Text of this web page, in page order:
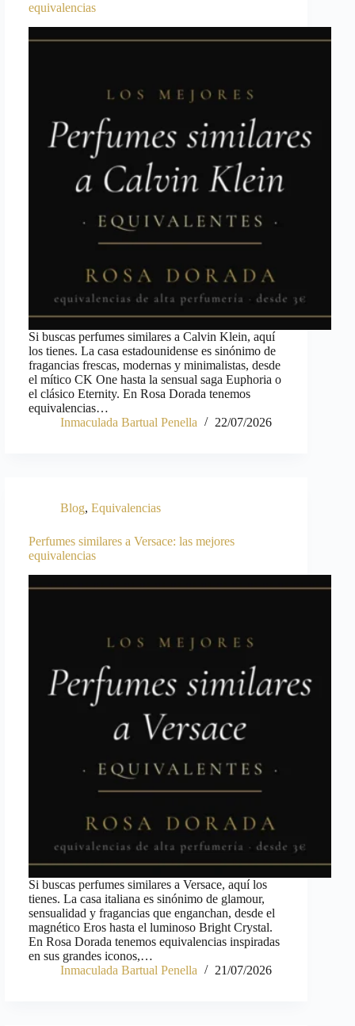
equivalencias
Si buscas perfumes similares a Calvin Klein, aquí
los tienes. La casa estadounidense es sinónimo de
fragancias frescas, modernas y minimalistas, desde
el mítico CK One hasta la sensual saga Euphoria o
el clásico Eternity. En Rosa Dorada tenemos
equivalencias…
Inmaculada Bartual Penella
22/07/2026
Blog, Equivalencias
Perfumes similares a Versace: las mejores
equivalencias
Si buscas perfumes similares a Versace, aquí los
tienes. La casa italiana es sinónimo de glamour,
sensualidad y fragancias que enganchan, desde el
magnético Eros hasta el luminoso Bright Crystal.
En Rosa Dorada tenemos equivalencias inspiradas
en sus grandes iconos,…
Inmaculada Bartual Penella
21/07/2026